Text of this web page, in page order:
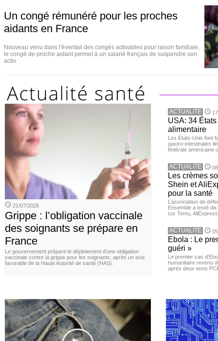
Un congé rémunéré pour les proches
aidants en France
Nouveau venu dans l'éventail des congés activables pour raison familiale,
le congé de proche aidant permet à un salarié français de suspendre son
activ
21/07/2026
Grippe : l’obligation vaccinale
des soignants se prépare en
France
Le gouvernement prépare le déploiement d’une obligation
vaccinale contre la grippe pour les soignants, après un avis
favorable de la Haute Autorité de santé (HAS).
ACTUALITE
USA: 34
alimentaire
Les États-Unis font
gastro-intestinales
fédérale américaine
ACTUALITE
Les crèmes
Shein et
pour la santé
L’association de
Ensemble a testé
sur Temu,
ACTUALITE
Ebola : Le
guéri »
Le premier cas
humanitaire revenu
après deux tests